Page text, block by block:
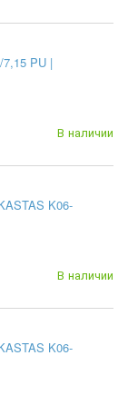
PU |
В наличии
K06-
В наличии
K06-